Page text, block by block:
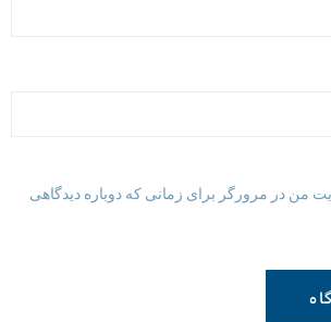
من در مرورگر برای زمانی که دوباره دیدگاهی